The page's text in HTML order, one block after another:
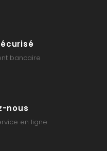
bancaire
nous
en ligne